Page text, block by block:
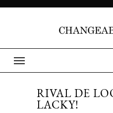
RIVAL DE
LACKY!